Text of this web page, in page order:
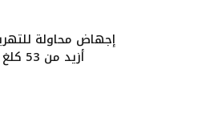
إجهاض محاولة